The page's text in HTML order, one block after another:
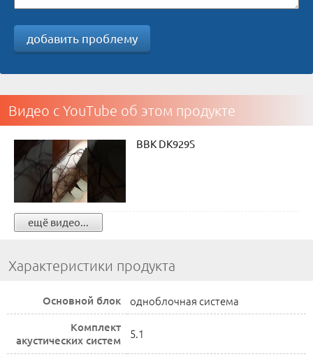
добавить проблему
Видео с YouTube об этом продукте
BBK DK929S
ещё видео...
Характеристики продукта
Основной блок одноблочная система
Комплект
акустических систем
5.1